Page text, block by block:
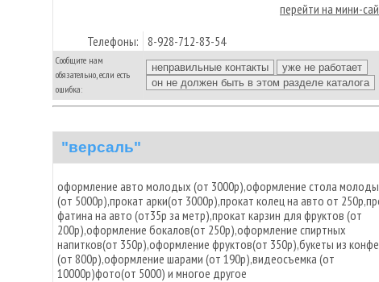
перейти на мини-
Телефоны: 8-928-712-83-54
Сообщите нам
обязательно, если есть
ошибка:
"версаль"
оформление авто молодых (от 3000р),оформление стола
(от 5000р),прокат арки(от 3000р),прокат колец на авто от
фатина на авто (от35р за метр),прокат карзин для фруктов (от
200р),оформление бокалов(от 250р),оформление спиртных
напитков(от 350р),оформление фруктов(от 350р),букеты из
(от 800р),оформление шарами (от 190р),видеосъемка (от
10000р)фото(от 5000) и многое другое